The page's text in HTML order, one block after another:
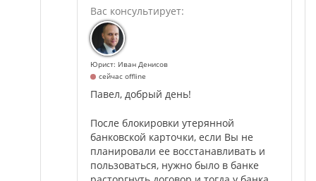
Юрист: Иван Денисов
сейчас offline
Павел, добрый день!
После блокировки утерянной
банковской карточки, если Вы не
планировали ее восстанавливать и
пользоваться, нужно было в банке